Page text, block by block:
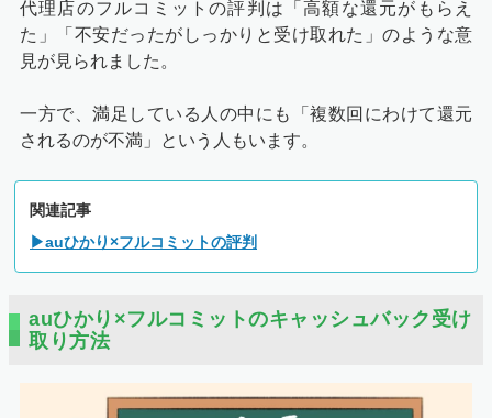
代理店のフルコミットの評判は「高額な還元がもらえ
た」「不安だったがしっかりと受け取れた」のような意
見が見られました。
一方で、満足している人の中にも「複数回にわけて還元
されるのが不満」という人もいます。
関連記事
▶auひかり×フルコミットの評判
auひかり×フルコミットのキャッシュバック受け
取り方法